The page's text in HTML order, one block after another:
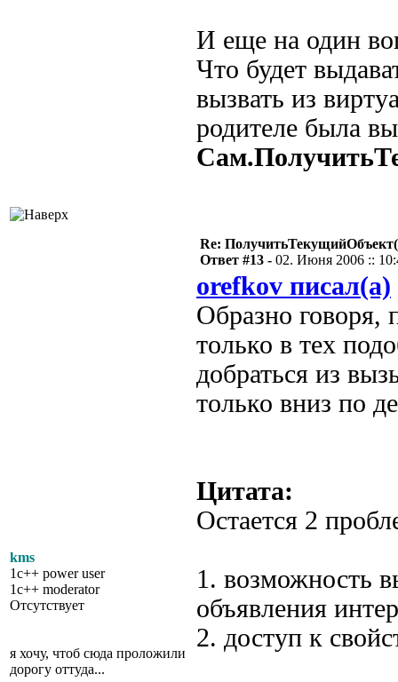
И еще на один
Что будет
вызвать из
родителе была
kms
1c++ power user
1c++ moderator
Отсутствует
я хочу, чтоб сюда проложили
дорогу оттуда...
Re:
Ответ #13 - 02. Июня 2006 ::
orefkov писал(а)
Образно говоря,
только в тех
добраться из
только вниз по
Цитата:
Остается 2
1. возможность
объявления
2. доступ к